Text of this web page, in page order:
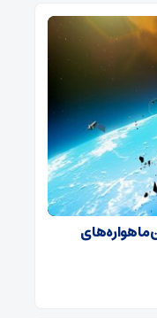
ماهواره‌های